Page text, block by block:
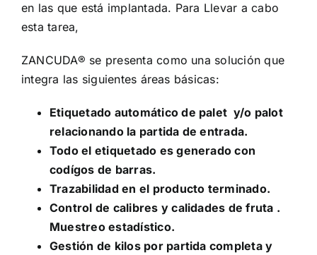
en las que está implantada. Para Llevar a cabo
esta tarea,
ZANCUDA® se presenta como una solución que
integra las siguientes áreas básicas:
Etiquetado automático de palet y/o palot
relacionando la partida de entrada.
Todo el etiquetado es generado con
codígos de barras.
Trazabilidad en el producto terminado.
Control de calibres y calidades de fruta .
Muestreo estadístico.
Gestión de kilos por partida completa y